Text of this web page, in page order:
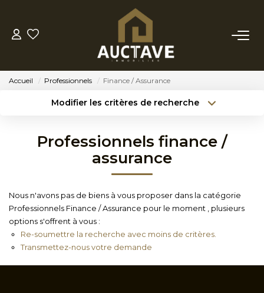
ACHETER
NOTRE AGENCE
NOTRE PHILOSOPHIE
CONTACT
Accueil Professionnels Finance / Assurance
Modifier les critères de recherche
Type de bien
Plus de critères Créer une alerte
Professionnels finance /
assurance
Nous n'avons pas de biens à vous proposer dans la catégorie
Professionnels Finance / Assurance pour le moment , plusieurs
options s'offrent à vous :
Re-soumettre la recherche avec moins de critères.
Transmettez-nous votre demande